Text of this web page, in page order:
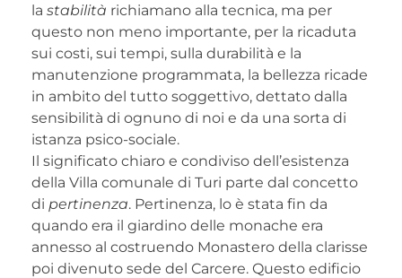
la stabilità richiamano alla tecnica, ma per
questo non meno importante, per la ricaduta
sui costi, sui tempi, sulla durabilità e la
manutenzione programmata, la bellezza ricade
in ambito del tutto soggettivo, dettato dalla
sensibilità di ognuno di noi e da una sorta di
istanza psico-sociale.
Il significato chiaro e condiviso dell’esistenza
della Villa comunale di Turi parte dal concetto
di pertinenza. Pertinenza, lo è stata fin da
quando era il giardino delle monache era
annesso al costruendo Monastero della clarisse
poi divenuto sede del Carcere. Questo edificio